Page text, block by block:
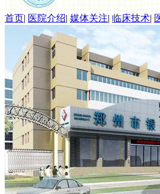
首页| 医院介绍| 媒体关注| 临床技术|